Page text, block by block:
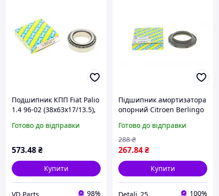
Подшипник КПП Fiat Palio
1.4 96-02 (38x63x17/13.5),
Готово до відправки
573.48₴
Купити
VD Parts 98%
Підшипник амортизатора
опорний Citroen Berlingo
SUS1830
Готово до відправки
267.84₴
288 ₴
Купити
Detali_25 100%